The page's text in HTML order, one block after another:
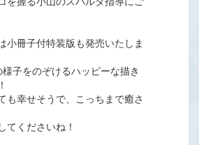
小冊子付特装版も発売いたしま
子をのぞけるハッピーな描き
も幸せそうで、こっちまで癒さ
てくださいね！